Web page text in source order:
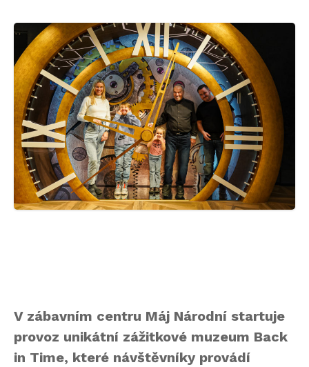
V zábavním centru Máj Národní startuje
provoz unikátní zážitkové muzeum Back
in Time, které návštěvníky provádí